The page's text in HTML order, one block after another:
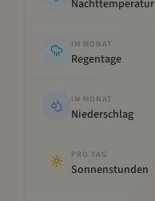
Nachttemperatur
IM MONAT
Regentage
IM MONAT
Niederschlag
PRO TAG
Sonnenstunden